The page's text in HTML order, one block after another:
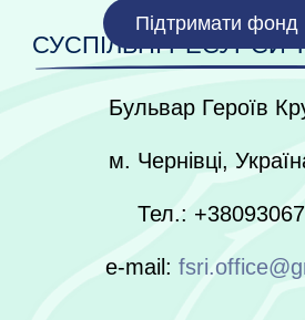
Підтримати фонд
СУСПІЛЬНІ РЕСУРСИ
Бульвар Героїв
м. Чернівці,
Тел.:
e-mail: